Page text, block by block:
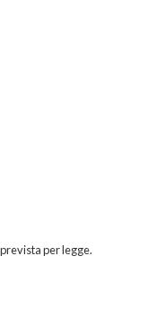
per legge.